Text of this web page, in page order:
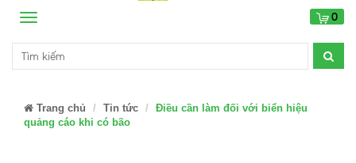
Menu 0
Trang chủ Tin tức
Điều cần làm đối với biển hiệu
quảng cáo khi có bão